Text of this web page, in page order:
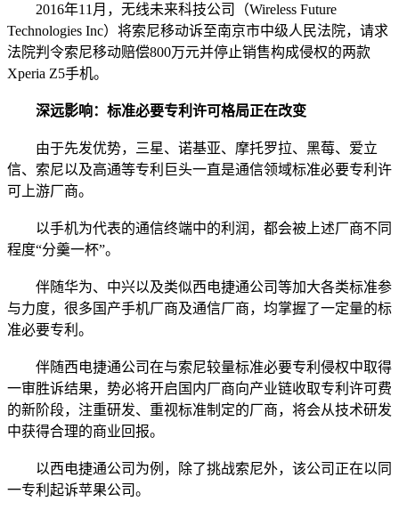
2016年11月，无线未来科技公司（Wireless Future
Technologies Inc）将索尼移动诉至南京市中级人民法院，请求
法院判令索尼移动赔偿800万元并停止销售构成侵权的两款
Xperia Z5手机。
深远影响：标准必要专利许可格局正在改变
由于先发优势，三星、诺基亚、摩托罗拉、黑莓、爱立
信、索尼以及高通等专利巨头一直是通信领域标准必要专利许
可上游厂商。
以手机为代表的通信终端中的利润，都会被上述厂商不同
程度“分羹一杯”。
伴随华为、中兴以及类似西电捷通公司等加大各类标准参
与力度，很多国产手机厂商及通信厂商，均掌握了一定量的标
准必要专利。
伴随西电捷通公司在与索尼较量标准必要专利侵权中取得
一审胜诉结果，势必将开启国内厂商向产业链收取专利许可费
的新阶段，注重研发、重视标准制定的厂商，将会从技术研发
中获得合理的商业回报。
以西电捷通公司为例，除了挑战索尼外，该公司正在以同
一专利起诉苹果公司。